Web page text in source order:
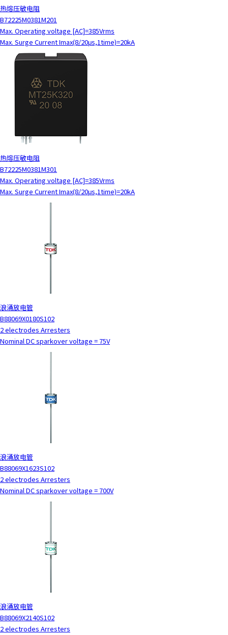
y
o
u
n
d
i
n
t
h
e
c
o
热熔压敏电阻
B72225M0381M201
Max. Operating voltage [AC]=385Vrms
Max. Surge Current Imax(8/20μs,1time)=20kA
热熔压敏电阻
B72225M0381M301
Max. Operating voltage [AC]=385Vrms
Max. Surge Current Imax(8/20μs,1time)=20kA
浪涌放电管
B88069X0180S102
2 electrodes Arresters
Nominal DC sparkover voltage = 75V
浪涌放电管
B88069X1623S102
2 electrodes Arresters
Nominal DC sparkover voltage = 700V
浪涌放电管
B88069X2140S102
2 electrodes Arresters